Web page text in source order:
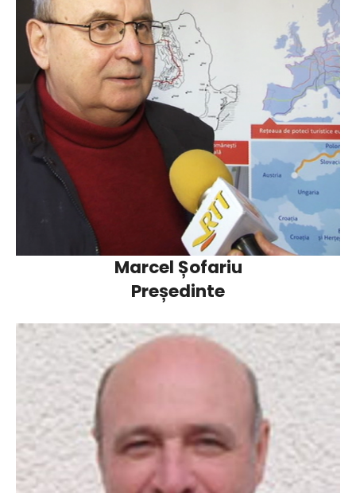
Marcel Șofariu
Președinte